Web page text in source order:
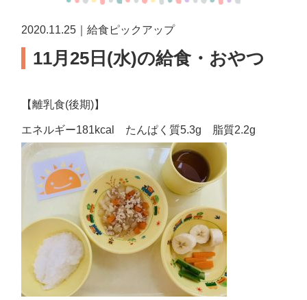
2020.11.25｜給食ピックアップ
11月25日(水)の給食・おやつ
【離乳食(後期)】
エネルギー181kcal たんぱく質5.3g 脂質2.2g